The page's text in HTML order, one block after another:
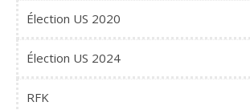
Élection US 2020
Élection US 2024
RFK